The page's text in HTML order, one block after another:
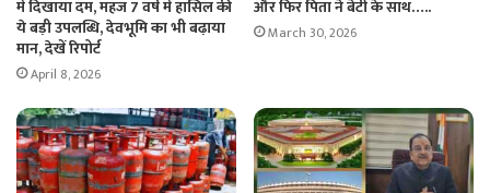
में दिखाया दम, महज 7 वर्ष में हासिल की
ये बड़ी उपलब्धि, देवभूमि का भी बढ़ाया
मान, देखें रिपोर्ट
April 8, 2026
और फिर पिता ने बेटी के साथ…..
March 30, 2026